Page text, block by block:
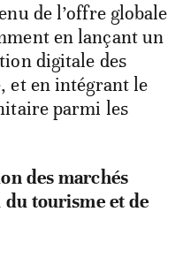
de l’offre globale
en lançant un
digitale des
et en intégrant le
parmi les
des marchés
tourisme et de